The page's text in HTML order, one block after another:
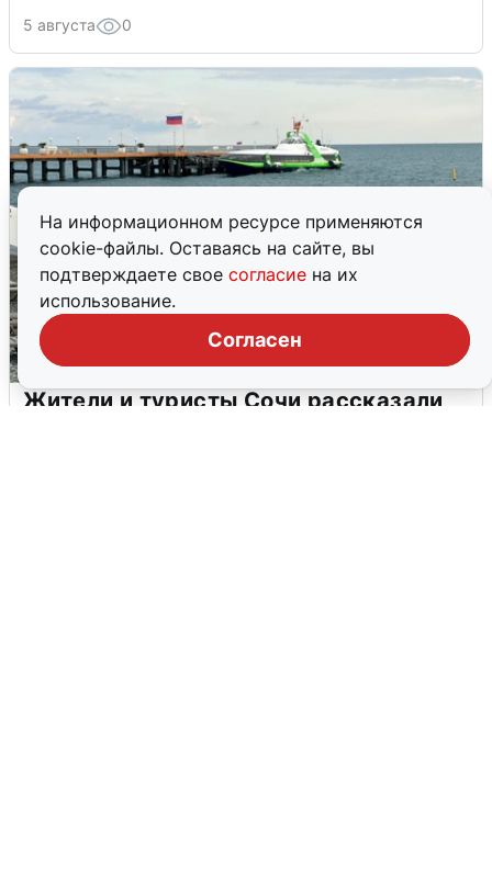
На информационном ресурсе применяются
cookie-файлы. Оставаясь на сайте, вы
подтверждаете свое согласие на их
использование.
Согласен
5 августа 0
Жители и туристы Сочи рассказали